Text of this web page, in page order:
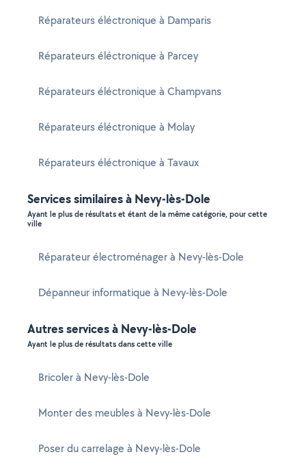
Réparateurs éléctronique à Damparis
Réparateurs éléctronique à Parcey
Réparateurs éléctronique à Champvans
Réparateurs éléctronique à Molay
Réparateurs éléctronique à Tavaux
Services similaires à Nevy-lès-Dole
Ayant le plus de résultats et étant de la même catégorie, pour cette
ville
Réparateur électroménager à Nevy-lès-Dole
Dépanneur informatique à Nevy-lès-Dole
Autres services à Nevy-lès-Dole
Ayant le plus de résultats dans cette ville
Bricoler à Nevy-lès-Dole
Monter des meubles à Nevy-lès-Dole
Poser du carrelage à Nevy-lès-Dole